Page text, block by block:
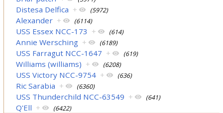
Distesa Delfica + (5972)
Alexander + (6114)
USS Essex NCC-173 + (614)
Annie Wersching + (6189)
USS Farragut NCC-1647 + (619)
Williams (williams) + (6208)
USS Victory NCC-9754 + (636)
Ric Sarabia + (6360)
USS Thunderchild NCC-63549 + (641)
Q'Ell + (6422)